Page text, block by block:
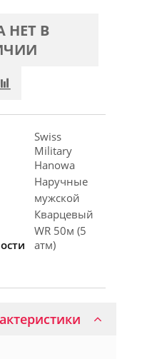
НЕТ В
Swiss
Military
Hanowa
Наручные
мужской
Кварцевый
WR 50м (5
атм)